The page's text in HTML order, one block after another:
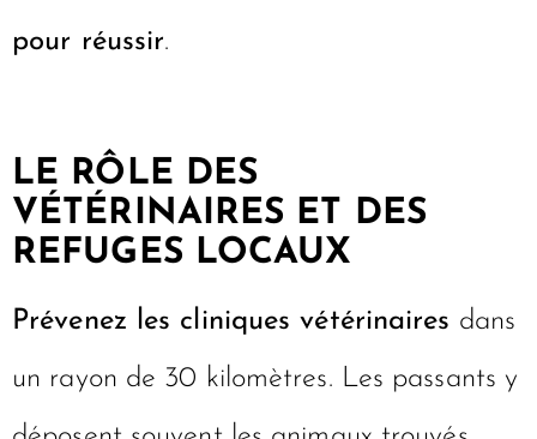
pour réussir.
LE RÔLE DES
VÉTÉRINAIRES ET DES
REFUGES LOCAUX
Prévenez les cliniques vétérinaires dans
un rayon de 30 kilomètres. Les passants y